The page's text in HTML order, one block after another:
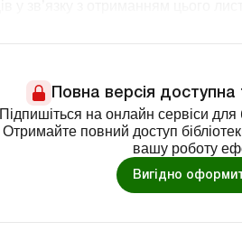
Повна версія
Підпишіться на онлайн сервіси для
Отримайте повний доступ
вашу роботу
Вигідно